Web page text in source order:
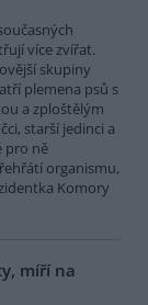
více zvířat.
skupiny
plemena psů s
a zploštělým
starší jedinci a
pro ně
organismu,
Komory
míří na